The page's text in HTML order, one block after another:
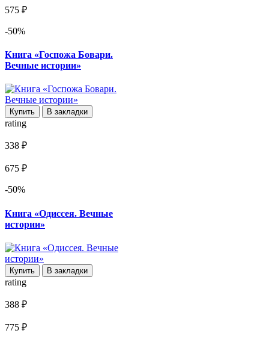
575 ₽
-50%
Книга «Госпожа Бовари.
Вечные истории»
Купить В закладки
rating
338 ₽
675 ₽
-50%
Книга «Одиссея. Вечные
истории»
Купить В закладки
rating
388 ₽
775 ₽